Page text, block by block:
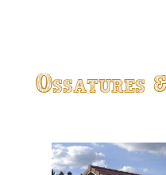
Ossatures